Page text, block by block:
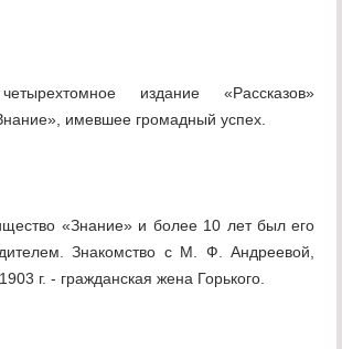
издание «Рассказов»
имевшее громадный успех.
«Знание» и более 10 лет был его
Знакомство с М. Ф. Андреевой,
г. - гражданская жена Горького.